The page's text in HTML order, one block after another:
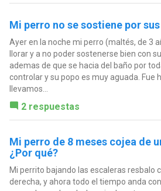
Mi perro no se sostiene por
Ayer en la noche mi perro (maltés, de 3
llorar y a no poder sostenerse bien con
ademas de que se hacia del baño por
controlar y su popo es muy aguada. Fue
llevamos...
2 respuestas
Mi perro de 8 meses cojea de
¿Por qué?
Mi perrito bajando las escaleras resbalo
derecha, y ahora todo el tiempo anda